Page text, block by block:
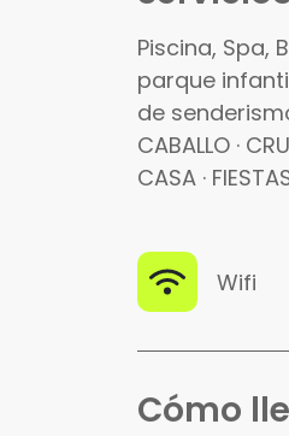
Piscina, Spa,
parque
de
CABALLO ·
CASA ·
Wifi
Cómo